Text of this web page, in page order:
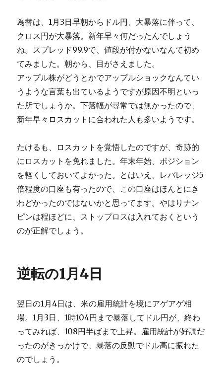
為替は、1月3日早朝からドル円、大暴落に伴って、
クロス円が大暴落。新年早々何だったんでしょう
ね。スプレッド99.9で、値段が付かないなんて初め
てみました。朝から、目がさえました。
アップル株がどうとかでアップルショックなんてい
うような言葉も出ているようですが原因不明といっ
た所でしょうか。下落幅が尋常では無かったので、
新年早々ロスカットに合われた人も多いようです。
たけるも、ロスカットを覚悟したのですが、奇跡的
にロスカットを免れました。年末年始、ポジション
を軽くしておいてよかった。とはいえ、レバレッジ5
倍程度の口座も有ったので、この口座はほんとにき
わどかったのではないかと思ってます。やはりナン
ピンは程ほどに、ストップロスは入れておくという
のが正解でしょう。
逆転の1月4日
翌日の1月4日は、米の雇用統計を境にアゲアゲ相
場。1月3日、1時104円まで暴落してドル円が、終わ
ってみれば、108円半ばまで上昇。雇用統計が好調だ
ったのがきっかけで、暴落の反動でドル高に振れた
のでしょう。